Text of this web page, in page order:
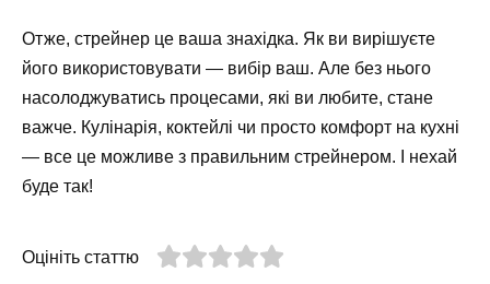
Отже, стрейнер це ваша знахідка. Як ви вирішуєте
його використовувати — вибір ваш. Але без нього
насолоджуватись процесами, які ви любите, стане
важче. Кулінарія, коктейлі чи просто комфорт на кухні
— все це можливе з правильним стрейнером. І нехай
буде так!
Оцініть статтю